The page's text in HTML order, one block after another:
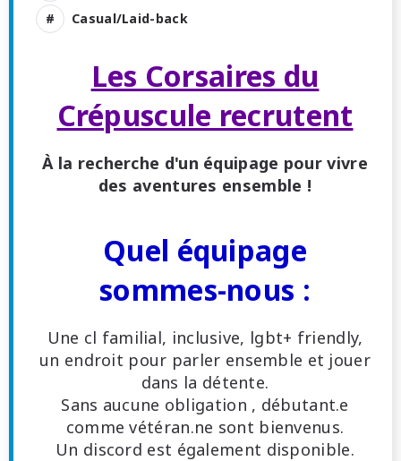
Casual/Laid-back
Les Corsaires du
Crépuscule recrutent
À la recherche d'un équipage pour vivre
des aventures ensemble !
Quel équipage
sommes-nous :
Une cl familial, inclusive, lgbt+ friendly,
un endroit pour parler ensemble et jouer
dans la détente.
Sans aucune obligation , débutant.e
comme vétéran.ne sont bienvenus.
Un discord est également disponible.